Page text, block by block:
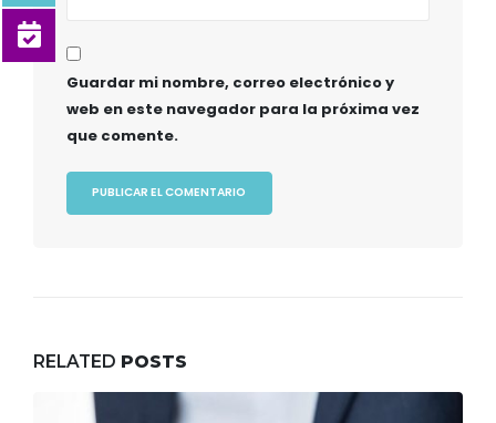
Guardar mi nombre, correo electrónico y
web en este navegador para la próxima vez
que comente.
RELATED POSTS